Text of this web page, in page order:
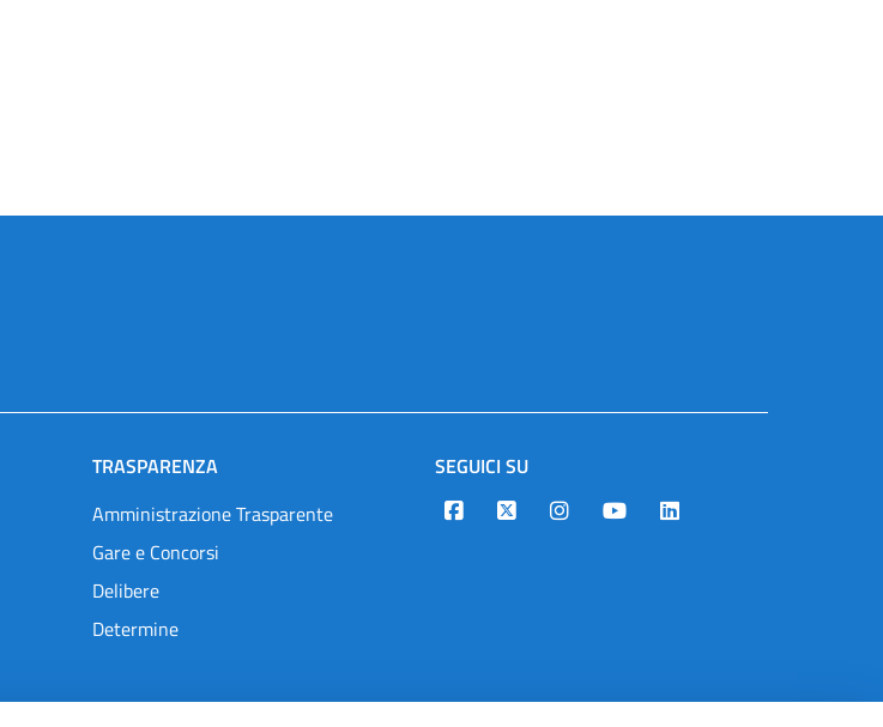
TRASPARENZA
Amministrazione Trasparente
Gare e Concorsi
Delibere
Determine
SEGUICI SU
Designers Italia
TwitterInstagramYoutubeLinkedin